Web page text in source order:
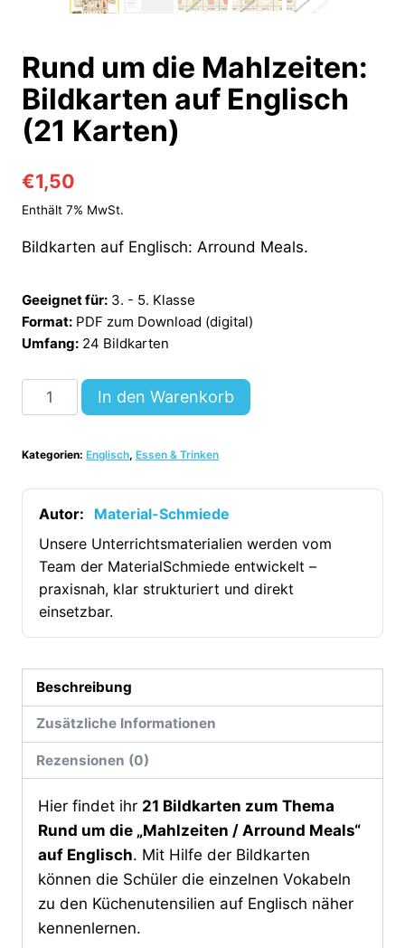
Rund um die Mahlzeiten:
Bildkarten auf Englisch
(21 Karten)
€1,50
Enthält 7% MwSt.
Bildkarten auf Englisch: Arround Meals.
Geeignet für: 3. - 5. Klasse
Format: PDF zum Download (digital)
Umfang: 24 Bildkarten
Rund
um
Mahlzeiten:
Bildkarten
auf
Englisch
(21
Karten)
[Digital]
Menge
In den Warenkorb
Kategorien: Englisch, Essen & Trinken
Autor:
Material-Schmiede
Unsere Unterrichtsmaterialien werden vom
Team der MaterialSchmiede entwickelt –
praxisnah, klar strukturiert und direkt
einsetzbar.
Beschreibung
Zusätzliche Informationen
Rezensionen (0)
Hier findet ihr 21 Bildkarten zum Thema
Rund um die „Mahlzeiten / Arround Meals“
auf Englisch. Mit Hilfe der Bildkarten
können die Schüler die einzelnen Vokabeln
zu den Küchenutensilien auf Englisch näher
kennenlernen.